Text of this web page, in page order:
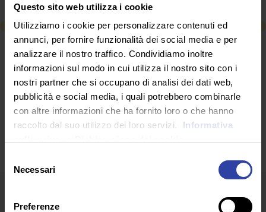
Questo sito web utilizza i cookie
Utilizziamo i cookie per personalizzare contenuti ed
annunci, per fornire funzionalità dei social media e per
analizzare il nostro traffico. Condividiamo inoltre
informazioni sul modo in cui utilizza il nostro sito con i
nostri partner che si occupano di analisi dei dati web,
pubblicità e social media, i quali potrebbero combinarle
con altre informazioni che ha fornito loro o che hanno
raccolto dal suo utilizzo dei loro servizi.
Informativa
delNecessari
Preferenze
RICHIEDI INFORMAZIONI
SEGUICI SU